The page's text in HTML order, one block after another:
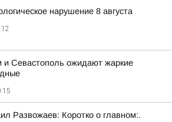
нарушение 8 августа
и Севастополь ожидают жаркие
Развожаев: Коротко о главном:.